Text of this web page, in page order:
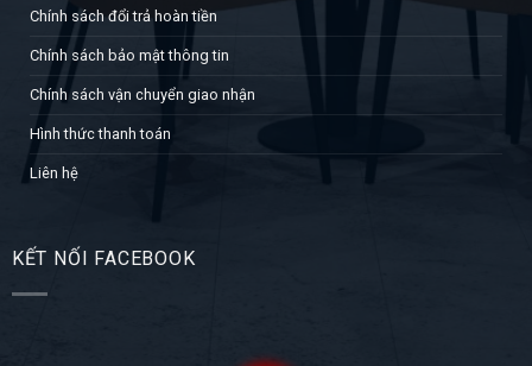
Chính sách đổi trả hoàn tiền
Chính sách bảo mật thông tin
Chính sách vận chuyển giao nhận
Hình thức thanh toán
Liên hệ
KẾT NỐI FACEBOOK